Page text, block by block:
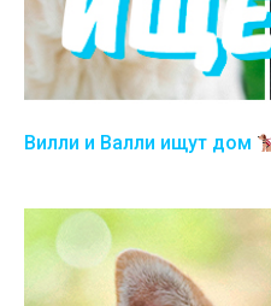
Вилли и Валли ищут дом